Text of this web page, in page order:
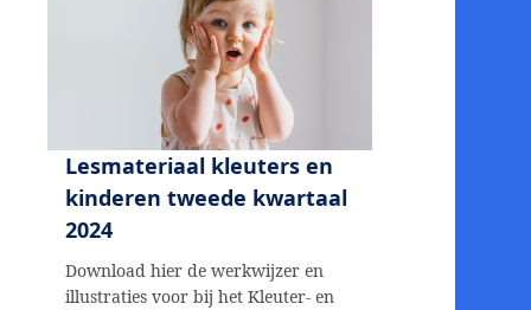
Lesmateriaal kleuters en
kinderen tweede kwartaal
2024
Download hier de werkwijzer en
illustraties voor bij het Kleuter- en